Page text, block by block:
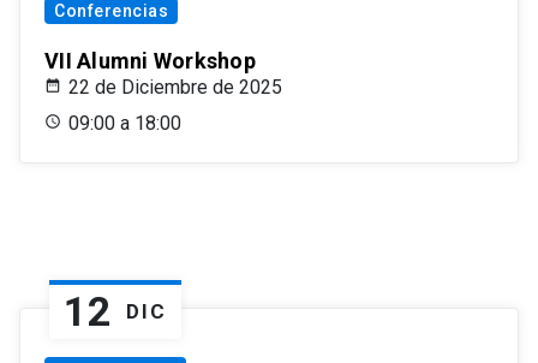
Conferencias
VII Alumni Workshop
22 de Diciembre de 2025
09:00 a 18:00
12 DIC